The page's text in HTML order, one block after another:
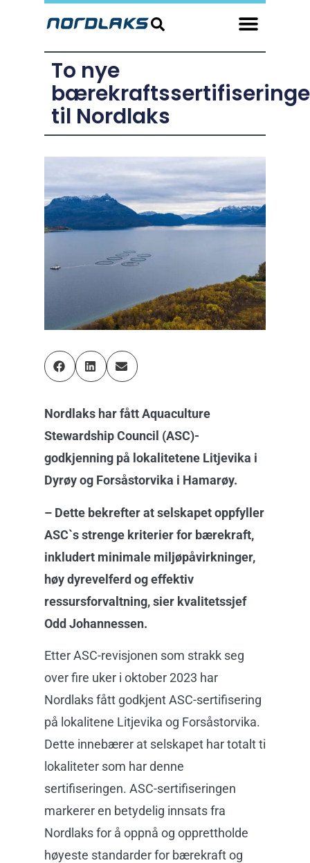
To nye
til Nordlaks
Nordlaks har fått Aquaculture
Stewardship Council (ASC)-
godkjenning på lokalitetene Litjevika i
Dyrøy og Forsåstorvika i Hamarøy.
– Dette bekrefter at selskapet oppfyller
ASC`s strenge kriterier for bærekraft,
inkludert minimale miljøpåvirkninger,
høy dyrevelferd og effektiv
ressursforvaltning, sier kvalitetssjef
Odd Johannessen.
Etter ASC-revisjonen som strakk seg
over fire uker i oktober 2023 har
Nordlaks fått godkjent ASC-sertifisering
på lokalitene Litjevika og Forsåstorvika.
Dette innebærer at selskapet har totalt ti
lokaliteter som har denne
sertifiseringen. ASC-sertifiseringen
markerer en betydelig innsats fra
Nordlaks for å oppnå og opprettholde
høyeste standarder for bærekraft og